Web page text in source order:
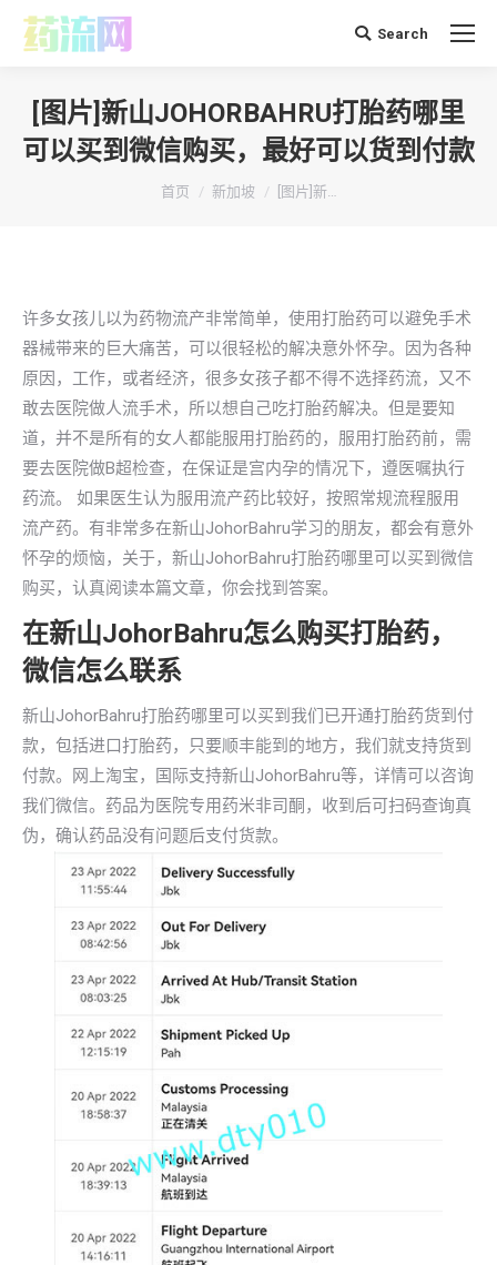
搜 Search
[图片]新山JOHORBAHRU打胎药哪里
可以买到微信购买，最好可以货到付款
你在这里：
首页 新加坡 [图片]新…
许多女孩儿以为药物流产非常简单，使用打胎药可以避免手术
器械带来的巨大痛苦，可以很轻松的解决意外怀孕。因为各种
原因，工作，或者经济，很多女孩子都不得不选择药流，又不
敢去医院做人流手术，所以想自己吃打胎药解决。但是要知
道，并不是所有的女人都能服用打胎药的，服用打胎药前，需
要去医院做B超检查，在保证是宫内孕的情况下，遵医嘱执行
药流。 如果医生认为服用流产药比较好，按照常规流程服用
流产药。有非常多在新山JohorBahru学习的朋友，都会有意外
怀孕的烦恼，关于，新山JohorBahru打胎药哪里可以买到微信
购买，认真阅读本篇文章，你会找到答案。
在新山JohorBahru怎么购买打胎药，
微信怎么联系
新山JohorBahru打胎药哪里可以买到我们已开通打胎药货到付
款，包括进口打胎药，只要顺丰能到的地方，我们就支持货到
付款。网上淘宝，国际支持新山JohorBahru等，详情可以咨询
我们微信。药品为医院专用药米非司酮，收到后可扫码查询真
伪，确认药品没有问题后支付货款。